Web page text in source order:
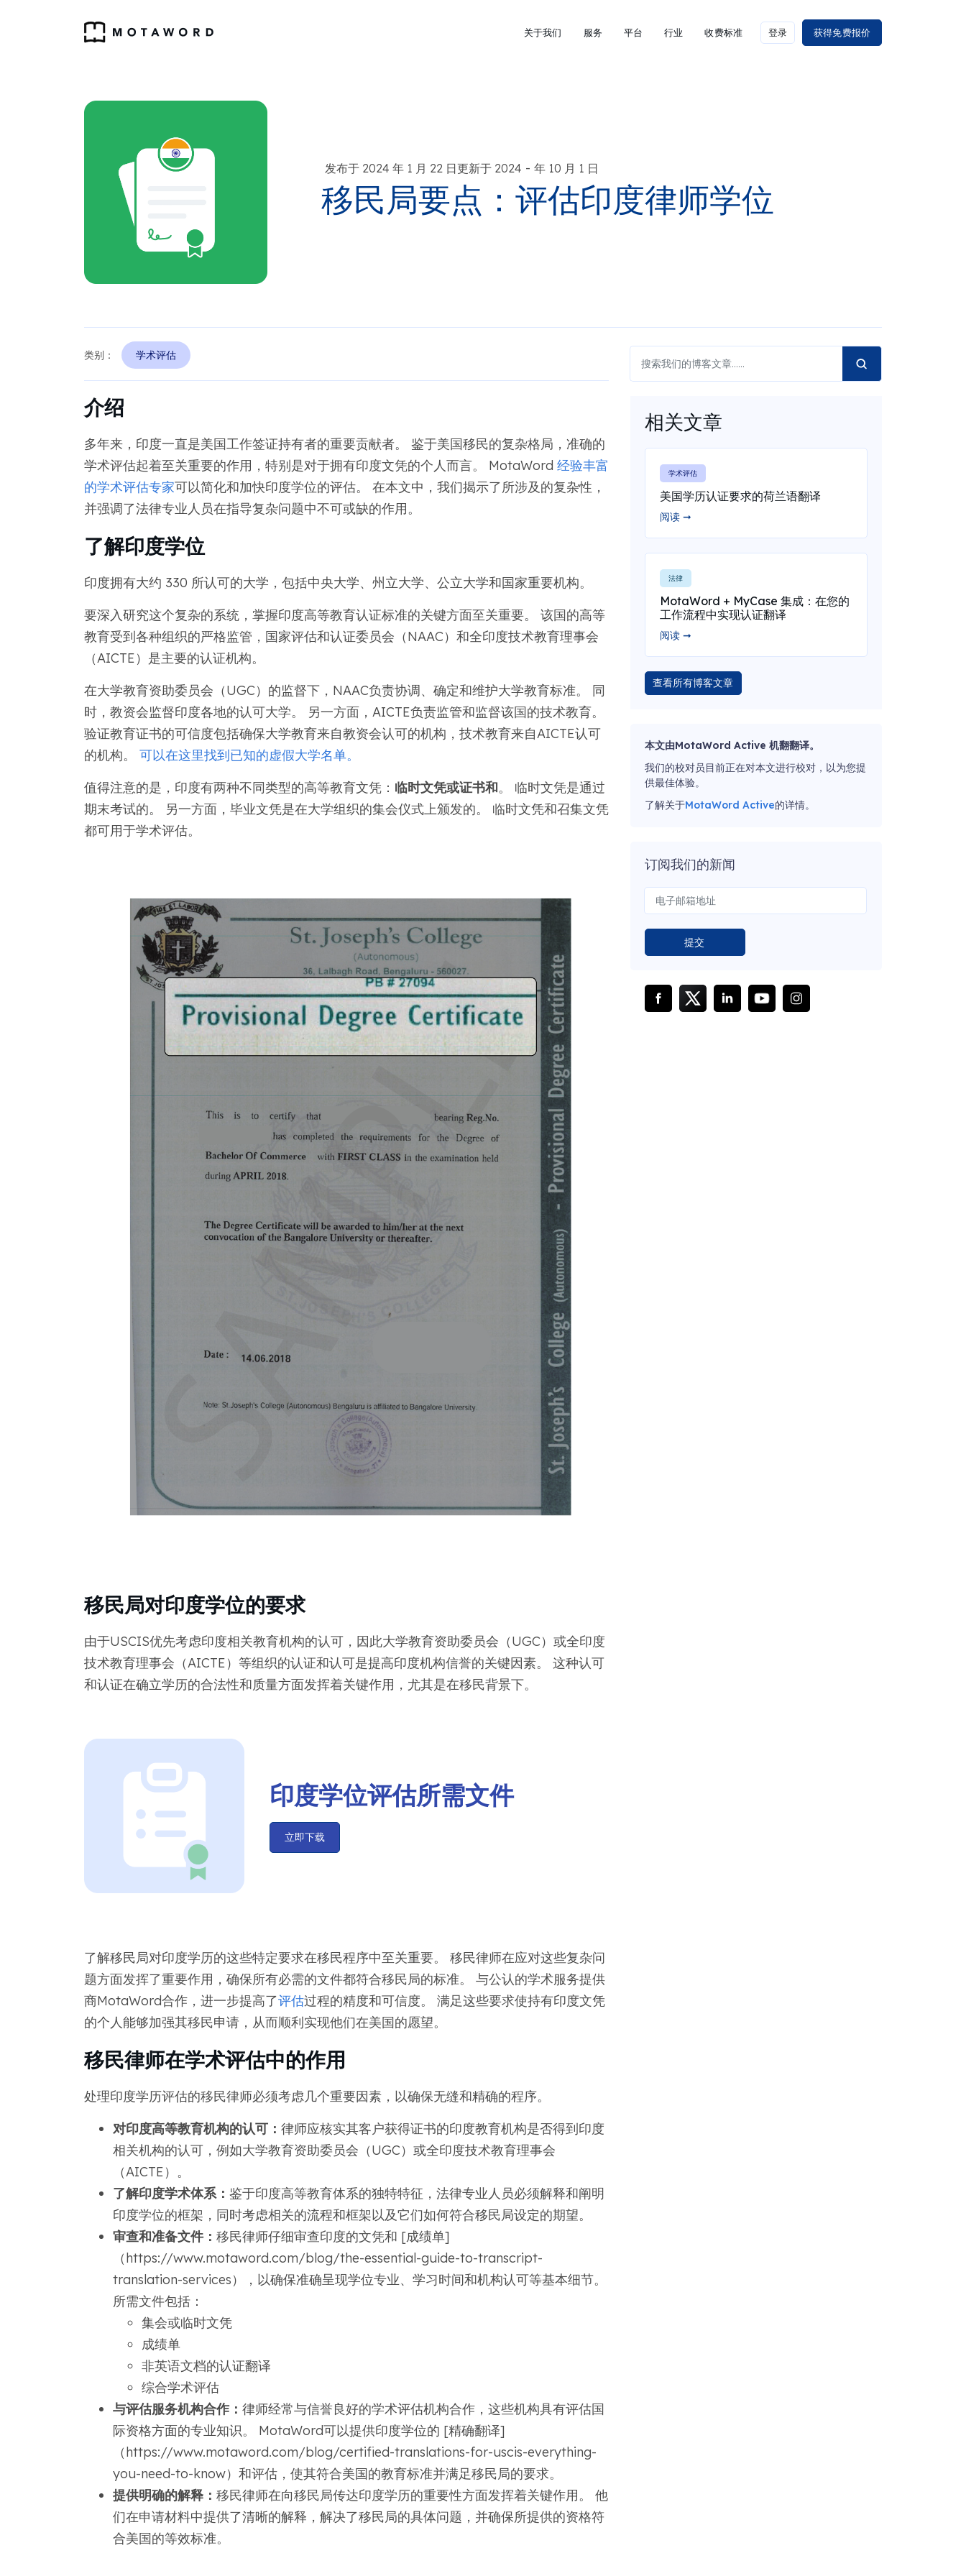
关于我们 服务 平台 行业 收费标准 登录 获得免费报价
发布于 2024 年 1 月 22 日更新于 2024 - 年 10 月 1 日
移民局要点：评估印度律师学位
类别： 学术评估
介绍
多年来，印度一直是美国工作签证持有者的重要贡献者。 鉴于美国移民的复杂格局，准确的
学术评估起着至关重要的作用，特别是对于拥有印度文凭的个人而言。 MotaWord 经验丰富
的学术评估专家可以简化和加快印度学位的评估。 在本文中，我们揭示了所涉及的复杂性，
并强调了法律专业人员在指导复杂问题中不可或缺的作用。
了解印度学位
印度拥有大约 330 所认可的大学，包括中央大学、州立大学、公立大学和国家重要机构。
要深入研究这个复杂的系统，掌握印度高等教育认证标准的关键方面至关重要。 该国的高等
教育受到各种组织的严格监管，国家评估和认证委员会（NAAC）和全印度技术教育理事会
（AICTE）是主要的认证机构。
在大学教育资助委员会（UGC）的监督下，NAAC负责协调、确定和维护大学教育标准。 同
时，教资会监督印度各地的认可大学。 另一方面，AICTE负责监管和监督该国的技术教育。
验证教育证书的可信度包括确保大学教育来自教资会认可的机构，技术教育来自AICTE认可
的机构。 可以在这里找到已知的虚假大学名单。
值得注意的是，印度有两种不同类型的高等教育文凭： 临时文凭或证书和。 临时文凭是通过
期末考试的。 另一方面，毕业文凭是在大学组织的集会仪式上颁发的。 临时文凭和召集文凭
都可用于学术评估。
移民局对印度学位的要求
由于USCIS优先考虑印度相关教育机构的认可，因此大学教育资助委员会（UGC）或全印度
技术教育理事会（AICTE）等组织的认证和认可是提高印度机构信誉的关键因素。 这种认可
和认证在确立学历的合法性和质量方面发挥着关键作用，尤其是在移民背景下。
印度学位评估所需文件
立即下载
了解移民局对印度学历的这些特定要求在移民程序中至关重要。 移民律师在应对这些复杂问
题方面发挥了重要作用，确保所有必需的文件都符合移民局的标准。 与公认的学术服务提供
商MotaWord合作，进一步提高了评估过程的精度和可信度。 满足这些要求使持有印度文凭
的个人能够加强其移民申请，从而顺利实现他们在美国的愿望。
移民律师在学术评估中的作用
处理印度学历评估的移民律师必须考虑几个重要因素，以确保无缝和精确的程序。
对印度高等教育机构的认可： 律师应核实其客户获得证书的印度教育机构是否得到印度
相关机构的认可，例如大学教育资助委员会（UGC）或全印度技术教育理事会
（AICTE）。
了解印度学术体系： 鉴于印度高等教育体系的独特特征，法律专业人员必须解释和阐明
印度学位的框架，同时考虑相关的流程和框架以及它们如何符合移民局设定的期望。
审查和准备文件： 移民律师仔细审查印度的文凭和 [成绩单]
（https://www.motaword.com/blog/the-essential-guide-to-transcript-
translation-services），以确保准确呈现学位专业、学习时间和机构认可等基本细节。
所需文件包括：
集会或临时文凭
成绩单
非英语文档的认证翻译
综合学术评估
与评估服务机构合作： 律师经常与信誉良好的学术评估机构合作，这些机构具有评估国
际资格方面的专业知识。 MotaWord可以提供印度学位的 [精确翻译]
（https://www.motaword.com/blog/certified-translations-for-uscis-everything-
you-need-to-know）和评估，使其符合美国的教育标准并满足移民局的要求。
提供明确的解释： 移民律师在向移民局传达印度学历的重要性方面发挥着关键作用。 他
们在申请材料中提供了清晰的解释，解决了移民局的具体问题，并确保所提供的资格符
合美国的等效标准。
相关文章
学术评估
美国学历认证要求的荷兰语翻译
阅读 ➞
法律
MotaWord + MyCase 集成：在您的
工作流程中实现认证翻译
阅读 ➞
查看所有博客文章
本文由MotaWord Active 机翻翻译。
我们的校对员目前正在对本文进行校对，以为您提
供最佳体验。
了解关于MotaWord Active的详情。
订阅我们的新闻
提交